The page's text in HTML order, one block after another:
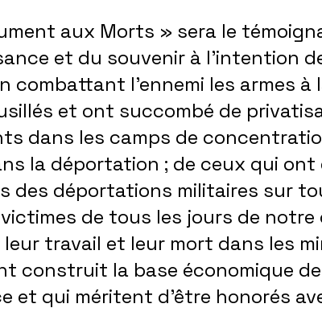
aux Morts » sera le
et du souvenir à l’intention
combattant l’ennemi les armes à
et ont succombé de
dans les camps de
la déportation ; de ceux qui ont
des déportations militaires sur
de tous les jours de notre
travail et leur mort dans les
construit la base économique
et qui méritent d’être honorés